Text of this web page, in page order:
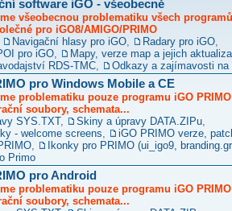
software iGO - všeobecně
všeobecnou problematiku všech
pro iGO8/AMIGO/PRIMO
Navigační hlasy pro iGO Radary pro iGO
pro iGO
Mapy, verze map a jejich
RDS-TMC
Odkazy a zajímavosti na
pro Windows Mobile a CE
problematiku pouze programu iGO
soubory, schemata...
SYS.TXT, Skiny a úpravy DATA.ZIPu
- welcome screens
iGO PRIMO verze,
Ikonky pro PRIMO (ui_igo9,
Primo
pro Android
problematiku pouze programu iGO
soubory, schemata...